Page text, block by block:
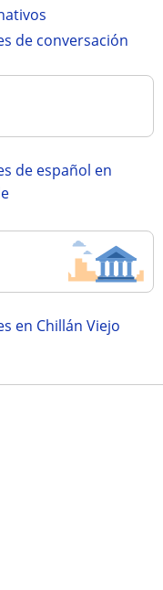
de conversación
de español en
en Chillán Viejo